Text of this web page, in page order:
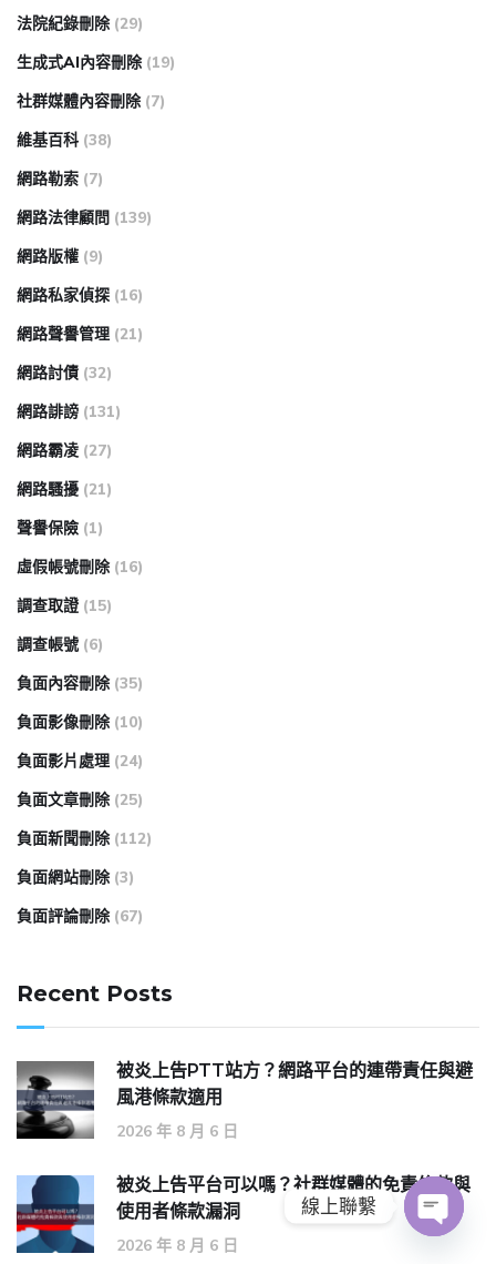
法院紀錄刪除 (29)
生成式AI內容刪除 (19)
社群媒體內容刪除 (7)
維基百科 (38)
網路勒索 (7)
網路法律顧問 (139)
網路版權 (9)
網路私家偵探 (16)
網路聲譽管理 (21)
網路討債 (32)
網路誹謗 (131)
網路霸凌 (27)
網路騷擾 (21)
聲譽保險 (1)
虛假帳號刪除 (16)
調查取證 (15)
調查帳號 (6)
負面內容刪除 (35)
負面影像刪除 (10)
負面影片處理 (24)
負面文章刪除 (25)
負面新聞刪除 (112)
負面網站刪除 (3)
負面評論刪除 (67)
Recent Posts
被炎上告PTT站方？網路平台的連帶責任與避
風港條款適用
2026 年 8 月 6 日
被炎上告平台可以嗎？社群媒體的免責條款與
使用者條款漏洞
2026 年 8 月 6 日
線上聯繫